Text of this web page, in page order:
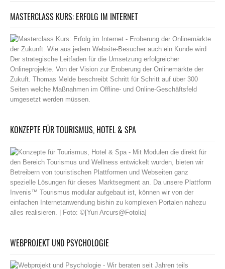
MASTERCLASS KURS: ERFOLG IM INTERNET
KONZEPTE FÜR TOURISMUS, HOTEL & SPA
WEBPROJEKT UND PSYCHOLOGIE